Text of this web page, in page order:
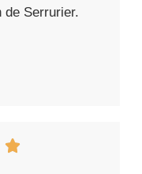
de Serrurier.